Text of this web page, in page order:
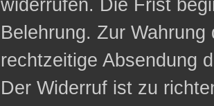
widerrufen. Die Frist
Belehrung. Zur
rechtzeitige Absendung
Der Widerruf ist zu